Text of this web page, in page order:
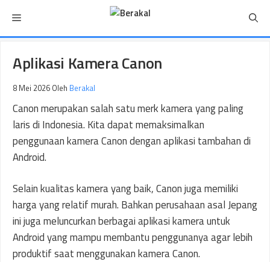
isi
Menu
Aplikasi Kamera Canon
8 Mei 2026 Oleh Berakal
Canon merupakan salah satu merk kamera yang paling
laris di Indonesia. Kita dapat memaksimalkan
penggunaan kamera Canon dengan aplikasi tambahan di
Android.
Selain kualitas kamera yang baik, Canon juga memiliki
harga yang relatif murah. Bahkan perusahaan asal Jepang
ini juga meluncurkan berbagai aplikasi kamera untuk
Android yang mampu membantu penggunanya agar lebih
produktif saat menggunakan kamera Canon.